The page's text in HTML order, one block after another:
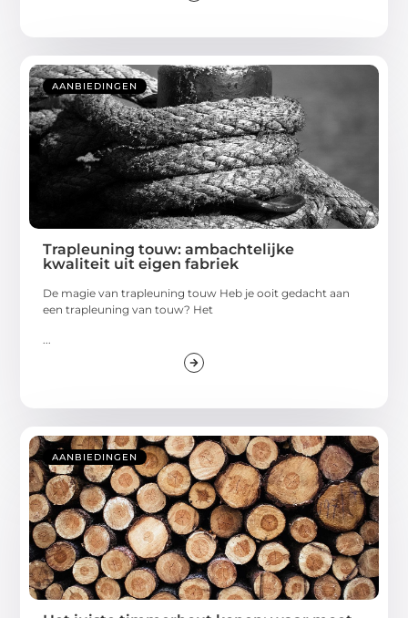
AANBIEDINGEN
Trapleuning touw: ambachtelijke
kwaliteit uit eigen fabriek
De magie van trapleuning touw Heb je ooit gedacht aan
een trapleuning van touw? Het
AANBIEDINGEN